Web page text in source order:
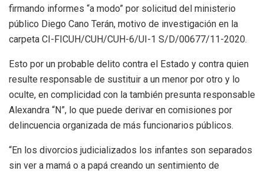
firmando informes “a modo” por solicitud del ministerio
público Diego Cano Terán, motivo de investigación en la
carpeta CI-FICUH/CUH/CUH-6/UI-1 S/D/00677/11-2020.
Esto por un probable delito contra el Estado y contra quien
resulte responsable de sustituir a un menor por otro y lo
oculte, en complicidad con la también presunta responsable
Alexandra “N”, lo que puede derivar en comisiones por
delincuencia organizada de más funcionarios públicos.
“En los divorcios judicializados los infantes son separados
sin ver a mamá o a papá creando un sentimiento de